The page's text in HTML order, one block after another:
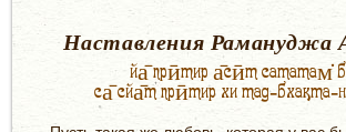
Наставления Рамануджа
йа̄ прӣтир а̄сӣт сататам̇
са̄ сйа̄т прӣтир хи тад-